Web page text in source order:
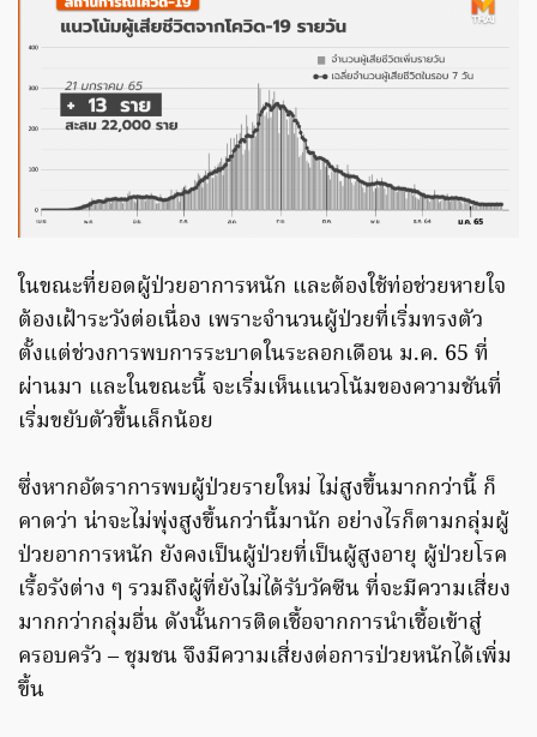
ในขณะที่ยอดผู้ป่วยอาการหนัก และต้องใช้ท่อช่วยหายใจ
ต้องเฝ้าระวังต่อเนื่อง เพราะจำนวนผู้ป่วยที่เริ่มทรงตัว
ตั้งแต่ช่วงการพบการระบาดในระลอกเดือน ม.ค. 65 ที่
ผ่านมา และในขณะนี้ จะเริ่มเห็นแนวโน้มของความชันที่
เริ่มขยับตัวขึ้นเล็กน้อย
ซึ่งหากอัตราการพบผู้ป่วยรายใหม่ ไม่สูงขึ้นมากกว่านี้ ก็
คาดว่า น่าจะไม่พุ่งสูงขึ้นกว่านี้มานัก อย่างไรก็ตามกลุ่มผู้
ป่วยอาการหนัก ยังคงเป็นผู้ป่วยที่เป็นผู้สูงอายุ ผู้ป่วยโรค
เรื้อรังต่าง ๆ รวมถึงผู้ที่ยังไม่ได้รับวัคซีน ที่จะมีความเสี่ยง
มากกว่ากลุ่มอื่น ดังนั้นการติดเชื้อจากการนำเชื้อเข้าสู่
ครอบครัว – ชุมชน จึงมีความเสี่ยงต่อการป่วยหนักได้เพิ่ม
ขึ้น